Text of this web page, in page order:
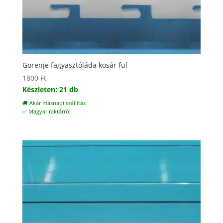
Gorenje fagyasztóláda kosár fül
1800 Ft
Készleten: 21 db
🚚 Akár másnapi szállítás
✅ Magyar raktárról